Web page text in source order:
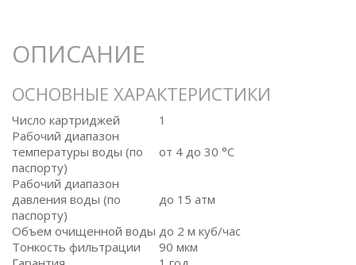
ОПИСАНИЕ
ОСНОВНЫЕ ХАРАКТЕРИСТИКИ
Число картриджей
1
Рабочий диапазон
температуры воды (по
паспорту)
от 4 до 30 °C
Рабочий диапазон
давления воды (по
паспорту)
до 15 атм
Объем очищенной воды до 2 м куб/час
Тонкость фильтрации
90 мкм